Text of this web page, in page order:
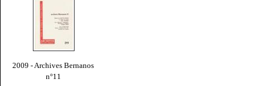
2009 - Archives Bernanos
n°11